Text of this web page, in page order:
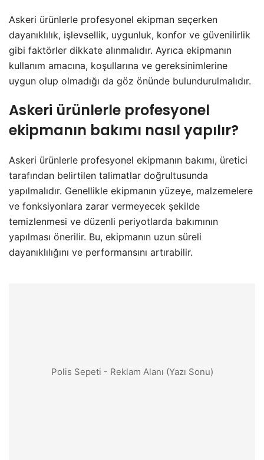
Askeri ürünlerle profesyonel ekipman seçerken
dayanıklılık, işlevsellik, uygunluk, konfor ve güvenilirlik
gibi faktörler dikkate alınmalıdır. Ayrıca ekipmanın
kullanım amacına, koşullarına ve gereksinimlerine
uygun olup olmadığı da göz önünde bulundurulmalıdır.
Askeri ürünlerle profesyonel
ekipmanın bakımı nasıl yapılır?
Askeri ürünlerle profesyonel ekipmanın bakımı, üretici
tarafından belirtilen talimatlar doğrultusunda
yapılmalıdır. Genellikle ekipmanın yüzeye, malzemelere
ve fonksiyonlara zarar vermeyecek şekilde
temizlenmesi ve düzenli periyotlarda bakımının
yapılması önerilir. Bu, ekipmanın uzun süreli
dayanıklılığını ve performansını artırabilir.
Polis Sepeti - Reklam Alanı (Yazı Sonu)